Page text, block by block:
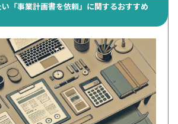
「事業計画書を依頼」に関するおすすめ